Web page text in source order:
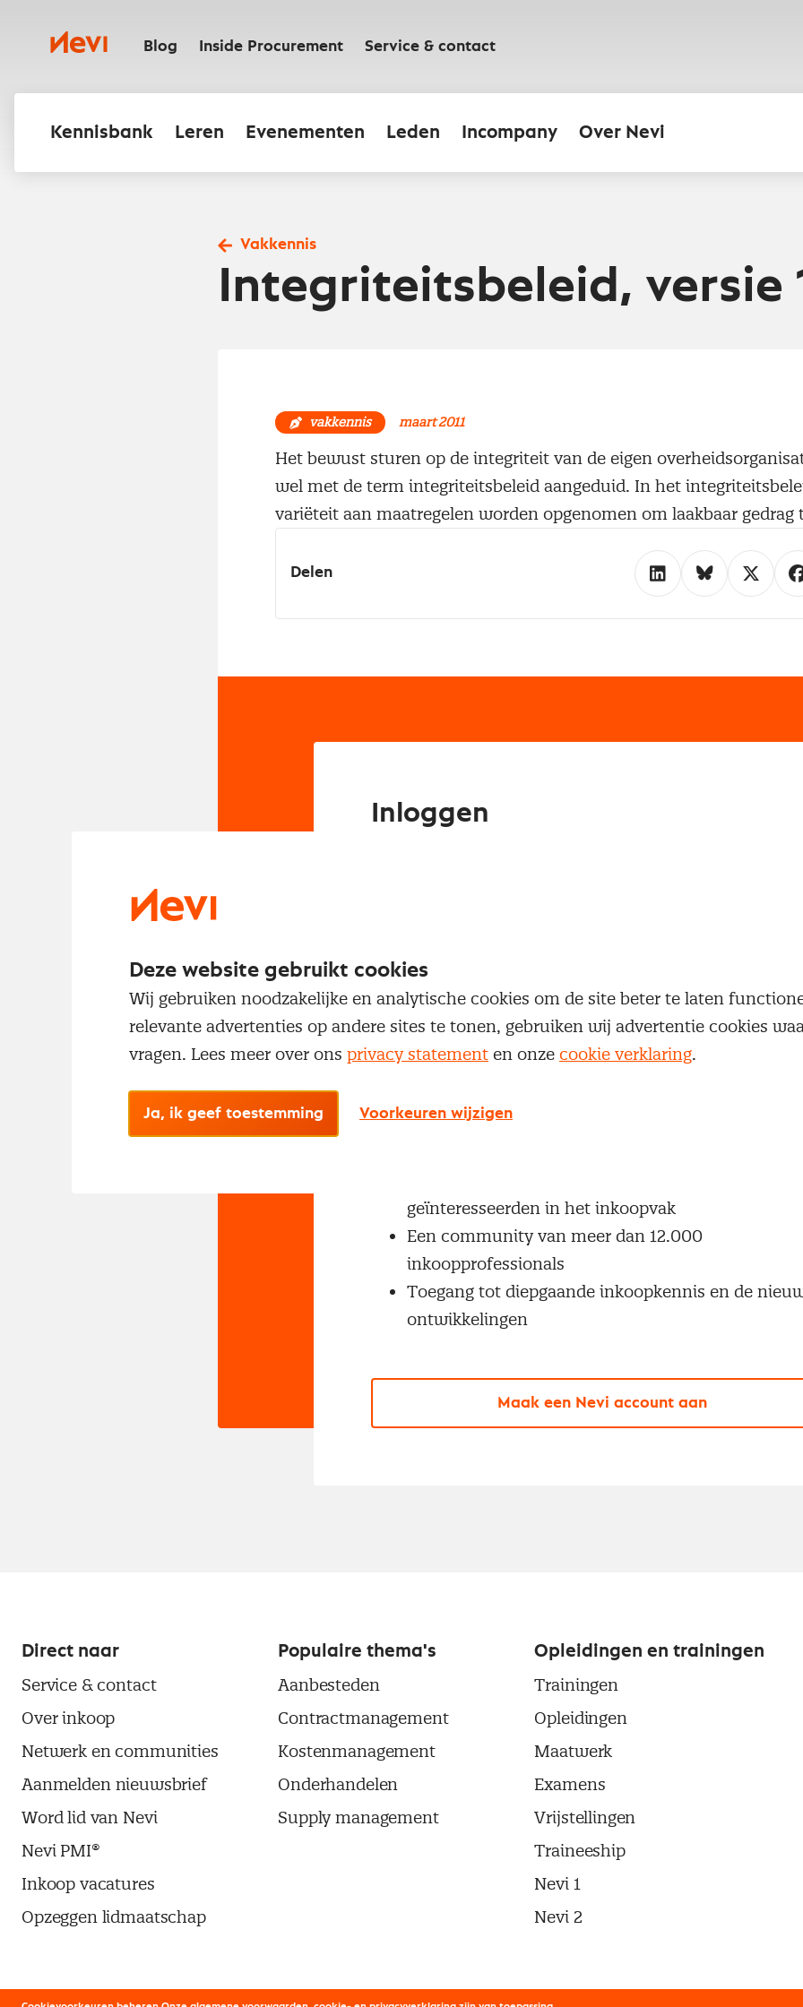
inhoudNevi Blog Inside Procurement Service & contact
Kennisbank Leren Evenementen Leden Incompany Over Nevi
Vakkennis
Integriteitsbeleid, versie
vakkennis maart 2011
Het bewust sturen op de integriteit van de eigen
wel met de term integriteitsbeleid aangeduid. In het
variëteit aan maatregelen worden opgenomen om laakbaar gedrag
Delen
Inloggen
geïnteresseerden in het inkoopvak
Een community van meer dan 12.000
inkoopprofessionals
Toegang tot diepgaande inkoopkennis en de
ontwikkelingen
Maak een Nevi account aan
Direct naar
Service & contact
Over inkoop
Netwerk en communities
Aanmelden nieuwsbrief
Word lid van Nevi
Nevi PMI®
Inkoop vacatures
Opzeggen lidmaatschap
Populaire thema's
Aanbesteden
Contractmanagement
Kostenmanagement
Onderhandelen
Supply management
Opleidingen en trainingen
Trainingen
Opleidingen
Maatwerk
Examens
Vrijstellingen
Traineeship
Nevi 1
Nevi 2
Deze website gebruikt cookies
Wij gebruiken noodzakelijke en analytische cookies om de site beter te laten
relevante advertenties op andere sites te tonen, gebruiken wij advertentie cookies
vragen. Lees meer over ons privacy statement en onze cookie verklaring.
Ja, ik geef toestemming Voorkeuren wijzigen